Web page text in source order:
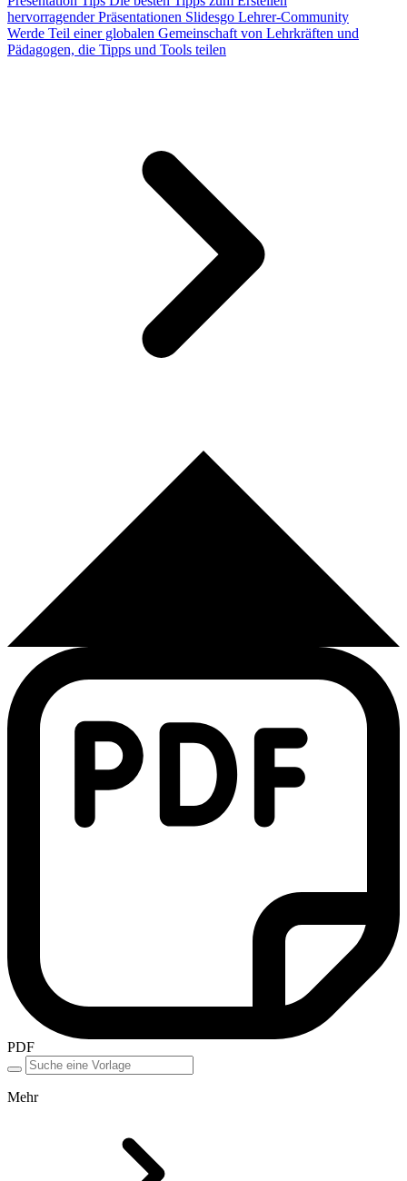
hervorragender Präsentationen Slidesgo Lehrer-Community
Werde Teil einer globalen Gemeinschaft von Lehrkräften und
Pädagogen, die Tipps und Tools teilen
PDF
Mehr